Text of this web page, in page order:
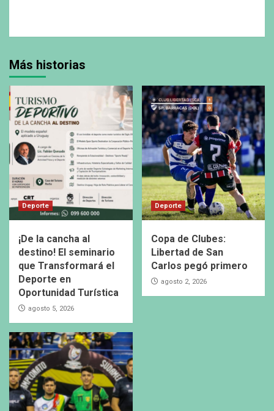
Más historias
Deporte
¡De la cancha al
destino! El seminario
que Transformará el
Deporte en
Oportunidad Turística
agosto 5, 2026
Deporte
Copa de Clubes:
Libertad de San
Carlos pegó primero
agosto 2, 2026